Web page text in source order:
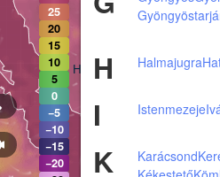
H Halmajugra
I Istenmezeje
K Karácsond
Hermosillo
25
20
15
10
5
0
−5
−10
−15
−20